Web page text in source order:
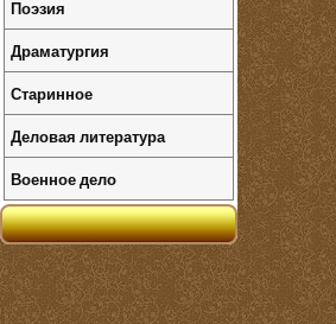
Поэзия
Драматургия
Старинное
Деловая литература
Военное дело